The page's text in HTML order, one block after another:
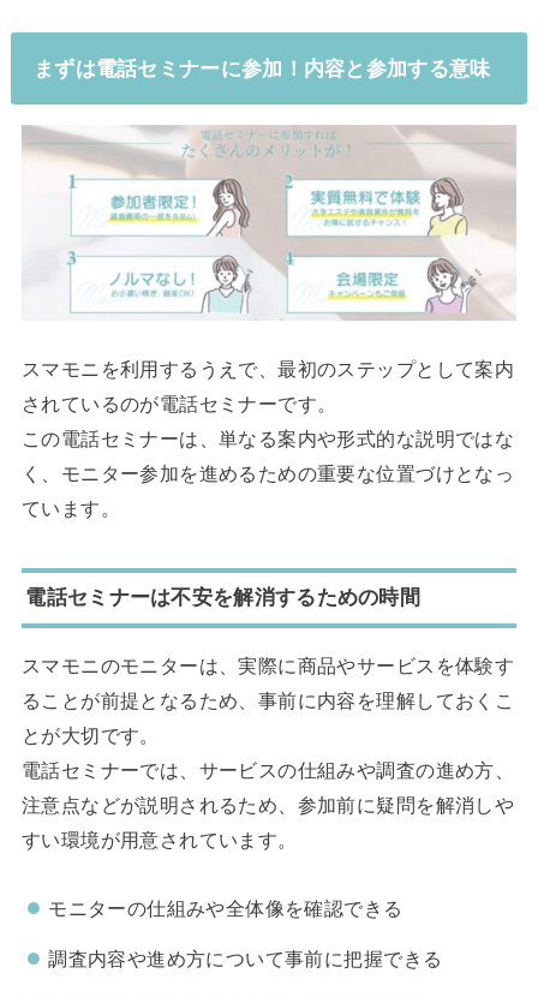
まずは電話セミナーに参加！内容と参加する意味
スマモニを利用するうえで、最初のステップとして案内
されているのが電話セミナーです。
この電話セミナーは、単なる案内や形式的な説明ではな
く、モニター参加を進めるための重要な位置づけとなっ
ています。
電話セミナーは不安を解消するための時間
スマモニのモニターは、実際に商品やサービスを体験す
ることが前提となるため、事前に内容を理解しておくこ
とが大切です。
電話セミナーでは、サービスの仕組みや調査の進め方、
注意点などが説明されるため、参加前に疑問を解消しや
すい環境が用意されています。
モニターの仕組みや全体像を確認できる
調査内容や進め方について事前に把握できる